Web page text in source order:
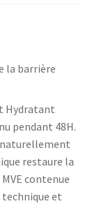
la barrière
Hydratant
pendant 48H.
naturellement
restaure la
contenue
et